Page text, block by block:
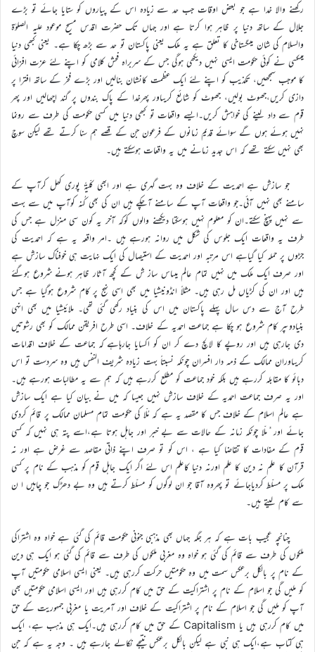
رکھنے والا خدا ہے جو بعض اوقات جب حد سے زیادہ اس کے پیاروں کو ستایا جائے تو بڑے
جلال کے ساتھ دنیا پر ظاہر ہوا کرتا ہے اور جہاں تک حضرت اقدس مسیح موعود علیہ الصلوٰۃ
والسلام کی شان میںگستاخی کا تعلق ہے یہ ملک یعنی پاکستان تو حد سے بڑھ چکا ہے۔ یعنی کبھی دنیا
میںکسی نے کوئی حکومت ایسی نہیں دیکھی ہوگی جس کے سربراہ فحش کلامی کو اپنے لئے عزت افزائی
کا موجب سمجھیں، تکذیب کو اپنے لئے ایک عظمت کانشان بنالیں اور بڑے فخر کے ساتھ افترا پر
دازی کریں،جھوٹ بولیں، جھوٹ کو شائع کریںاور پھرخدا کے پاک بندوں پر گند اچھالیں اور پھر
قوم سے داد لینے کی خواہش کریں۔ایسے واقعات تو کبھی دنیا میں کسی حکومت کی طرف سے رونما
نہیں ہوئے ہوں گے سوائے قدیم زمانوں کے فرعون جن کے قصے ہم سنا کرتے تھے لیکن سوچ
بھی نہیں سکتے تھے کہ اس جدید زمانے میں یہ واقعات ہوسکتے ہیں۔
جو سازش ہے احمدیت کے خلاف وہ بہت گہری ہے اور ابھی کلّیۃً پوری کھل کرآپ کے
سامنے بھی نہیں آئی۔جو واقعات آپ کے سامنے آچکے ہیں ان کی بھی کُنہ کوآپ میں سے بہت
سے نہیں پہنچ سکتے۔ان کو معلوم نہیں ہوسکتا دیکھنے والوں کوکہ آخر یہ کون سی منزل ہے جس کی
طرف یہ واقعات ایک جلوس کی شکل میں روانہ ہورہے ہیں ۔امر واقعہ یہ ہے کہ احمدیت کی
جڑوں پر حملہ کیا گیاہے اس مرتبہ اور احمدیت کے استیصال کی ایک نہایت ہی خوفناک سازش ہے
اور صرف ایک ملک میں نہیں تمام عالم میںاس ساز ش کے کچھ آثار ظاہر ہونے شروع ہوگئے
ہیں اور ان کی کڑیاں مل رہی ہیں۔ مثلاً انڈونیشیا میں بھی اسی نہج پر کام شروع ہوگیا ہے جس
طرح آج سے دس سال پہلے پاکستان میں اس کی بنیاد رکھی گئی تھی۔ ملائیشیا میں بھی انہی
بنیادوںپر کام شروع ہو چکا ہے جماعت احمدیہ کے خلاف۔ اسی طرح افریقن ممالک کو بھی رشوتیں
دی جارہی ہیں اور روپے کا لالچ دے کر ان کو اکسایا جارہاہے کہ جماعت کے خلاف اقدامات
کریںاوران ممالک کے ذمہ دار افسران چونکہ نسبتاً بہت زیادہ شریف النفس ہیں وہ سردست تو اس
دبائو کا مقابلہ کررہے ہیں بلکہ خود جماعت کو مطلع کررہے ہیں کہ ہم سے یہ مطالبات ہورہے ہیں۔
اور یہ صرف جماعت احمدیہ کے خلاف سازش نہیں جیسا کہ میں نے بیان کیا ہے ایک سازش
ہے عالم اسلام کے خلاف جس کا مقصد یہ ہے کہ مُلّا کی حکومت تمام مسلمان ممالک پر قائم کردی
جائے اور ُملّا چونکہ زمانہ کے حالات سے بے خبر اور جاہل ہوتا ہے،اسے پتہ ہی نہیں کہ کسی
قوم کے مفادات کا تقاضا کیا ہے ، اس کو تو صرف اپنے ذاتی مقاصد سے غرض ہے اور نہ
قرآن کا علم نہ دین کا علم اورنہ دنیا کاعلم اس لئے اگر ایک جاہل قوم کو مذہب کے نام پر کسی
ملک پر مسلّط کردیاجائے تو پھروہ آقا جو ان لوگوں کو مسلّط کرتے ہیں وہ بے دھڑک جو چاہیں ا ن
سے کام لیتے ہیں۔
چنانچہ عجیب بات ہے کہ ہر جگہ جہاں بھی مذہبی جنونی حکومت قائم کی گئی ہے خواہ وہ اشتراکی
ملکوں کی طرف سے قائم کی گئی ہو خواہ وہ مغربی ملکوں کی طرف سے قائم کی گئی ہو ایک ہی دین
کے نام پر بالکل برعکس سمت میں وہ حکومتیں حرکت کررہی ہیں۔ یعنی ایسی اسلامی حکومتیں آپ
کو ملیں گی جو اسلام کے نام پر اشتراکیت کے حق میں کام کررہی ہیں اور ایسی اسلامی حکومتیں بھی
آپ کو ملیں گی جو اسلام کے نام پر اشتراکیت کے خلاف اور آمریت یا مغربی جمہوریت کے حق
میں کام کررہی ہیں یا Capitalism کے حق میں کام کررہی ہیں۔ایک ہی مذہب ہے، ایک
ہی کتاب ہے،ایک ہی نبی ہے لیکن بالکل برعکس نتیجے نکالے جارہے ہیں ۔ وجہ یہ ہے کہ جن